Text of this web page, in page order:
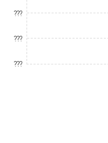
???
???
???